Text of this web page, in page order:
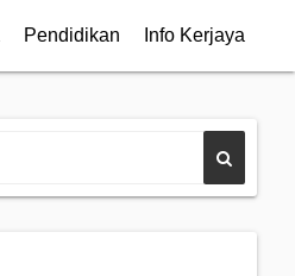
Pendidikan Info Kerjaya